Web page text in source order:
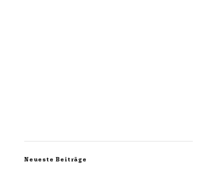
Neueste Beiträge